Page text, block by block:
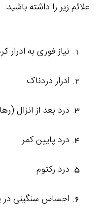
علائم زیر را داشته باشید:
نیاز فوری به
ادرار دردناک
درد بعد از انزال
درد پایین کمر
درد رکتوم
احساس سنگینی